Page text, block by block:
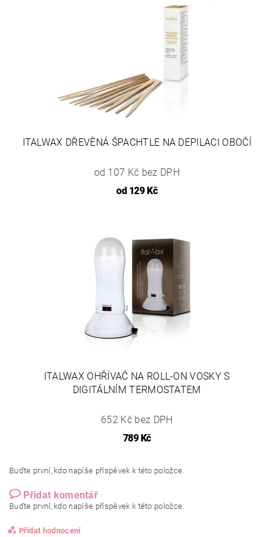
ITALWAX DŘEVĚNÁ ŠPACHTLE NA DEPILACI OBOČÍ
od 107 Kč bez DPH
od129 Kč
ITALWAX OHŘÍVAČ NA ROLL-ON VOSKY S
DIGITÁLNÍM TERMOSTATEM
652 Kč bez DPH
789 Kč
Buďte první, kdo napíše příspěvek k této položce.
Přidat komentář
Buďte první, kdo napíše příspěvek k této položce.
Přidat hodnocení